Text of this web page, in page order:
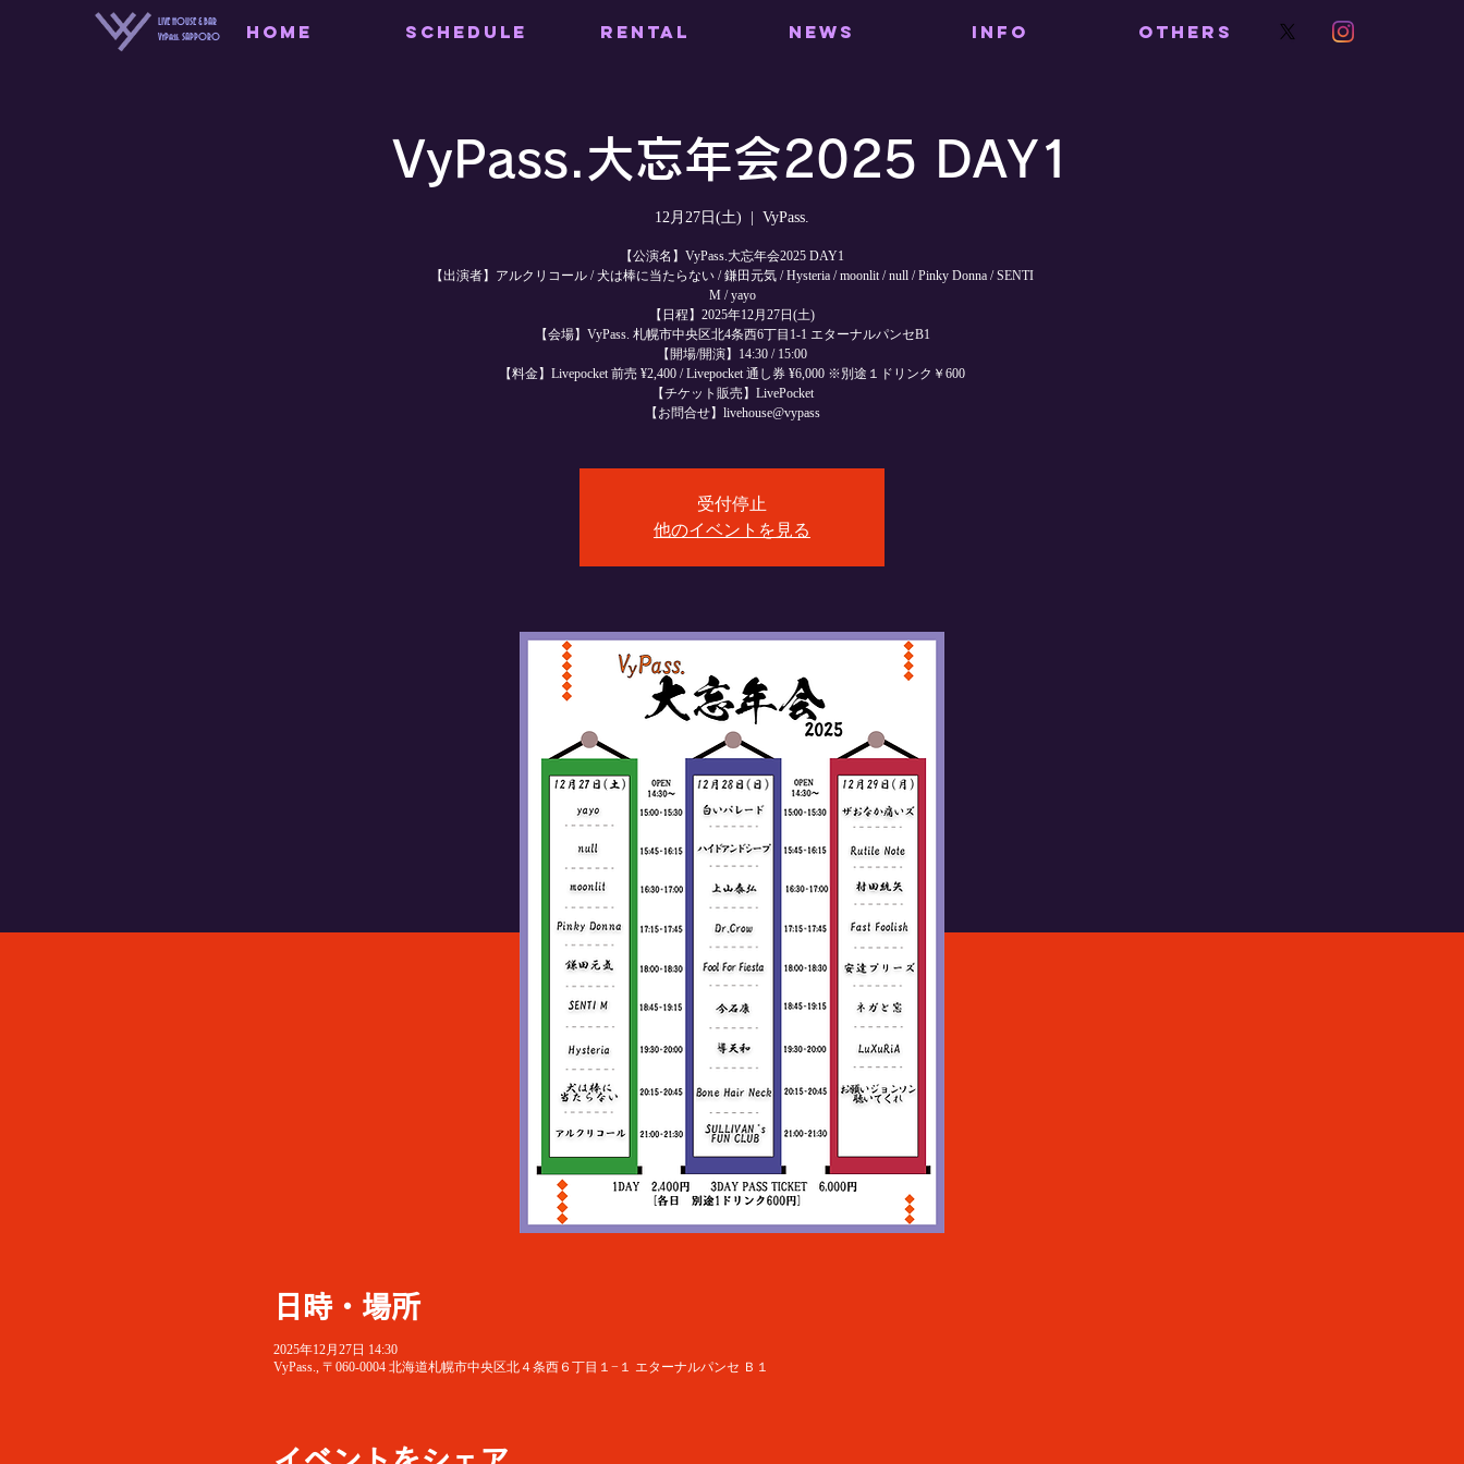
LIVE HOUSE & BAR
VyPass. SAPPORO
HOME SCHEDULE RENTAL NEWS INFO OTHERS
VyPass.大忘年会2025 DAY1
12月27日(土) VyPass.
【公演名】VyPass.大忘年会2025 DAY1
【出演者】アルクリコール / 犬は棒に当たらない / 鎌田元気 / Hysteria / moonlit / null / Pinky Donna / SENTI
M / yayo
【日程】2025年12月27日(土)
【会場】VyPass. 札幌市中央区北4条西6丁目1-1 エターナルパンセB1
【開場/開演】14:30 / 15:00
【料金】Livepocket 前売 ¥2,400 / Livepocket 通し券 ¥6,000 ※別途１ドリンク￥600
【チケット販売】LivePocket
【お問合せ】livehouse@vypass
受付停止
他のイベントを見る
日時・場所
2025年12月27日 14:30
VyPass., 〒060-0004 北海道札幌市中央区北４条西６丁目１−１ エターナルパンセ Ｂ１